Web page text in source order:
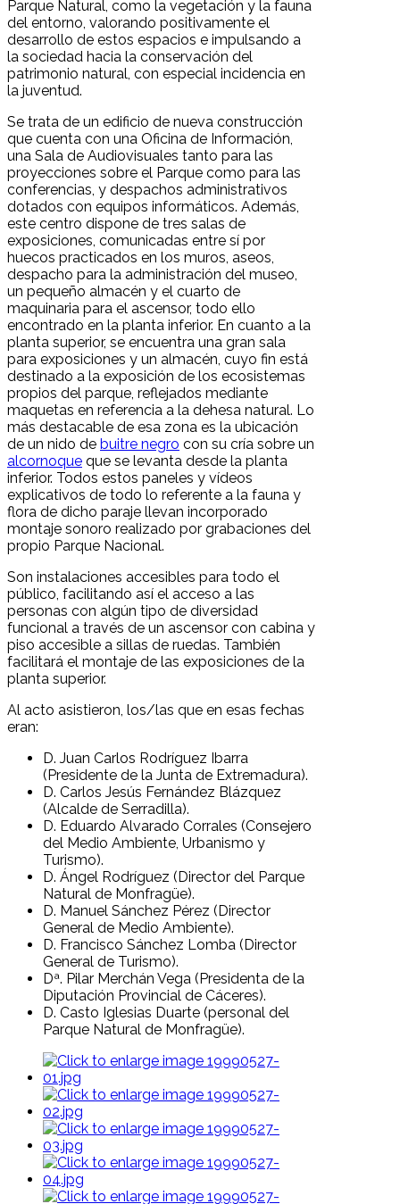
Parque Natural, como la vegetación y la fauna
del entorno, valorando positivamente el
desarrollo de estos espacios e impulsando a
la sociedad hacia la conservación del
patrimonio natural, con especial incidencia en
la juventud.
Se trata de un edificio de nueva construcción
que cuenta con una Oficina de Información,
una Sala de Audiovisuales tanto para las
proyecciones sobre el Parque como para las
conferencias, y despachos administrativos
dotados con equipos informáticos. Además,
este centro dispone de tres salas de
exposiciones, comunicadas entre sí por
huecos practicados en los muros, aseos,
despacho para la administración del museo,
un pequeño almacén y el cuarto de
maquinaria para el ascensor, todo ello
encontrado en la planta inferior. En cuanto a la
planta superior, se encuentra una gran sala
para exposiciones y un almacén, cuyo fin está
destinado a la exposición de los ecosistemas
propios del parque, reflejados mediante
maquetas en referencia a la dehesa natural. Lo
más destacable de esa zona es la ubicación
de un nido de buitre negro con su cría sobre un
alcornoque que se levanta desde la planta
inferior. Todos estos paneles y vídeos
explicativos de todo lo referente a la fauna y
flora de dicho paraje llevan incorporado
montaje sonoro realizado por grabaciones del
propio Parque Nacional.
Son instalaciones accesibles para todo el
público, facilitando así el acceso a las
personas con algún tipo de diversidad
funcional a través de un ascensor con cabina y
piso accesible a sillas de ruedas. También
facilitará el montaje de las exposiciones de la
planta superior.
Al acto asistieron, los/las que en esas fechas
eran:
D. Juan Carlos Rodríguez Ibarra
(Presidente de la Junta de Extremadura).
D. Carlos Jesús Fernández Blázquez
(Alcalde de Serradilla).
D. Eduardo Alvarado Corrales (Consejero
del Medio Ambiente, Urbanismo y
Turismo).
D. Ángel Rodríguez (Director del Parque
Natural de Monfragüe).
D. Manuel Sánchez Pérez (Director
General de Medio Ambiente).
D. Francisco Sánchez Lomba (Director
General de Turismo).
Dª. Pilar Merchán Vega (Presidenta de la
Diputación Provincial de Cáceres).
D. Casto Iglesias Duarte (personal del
Parque Natural de Monfragüe).